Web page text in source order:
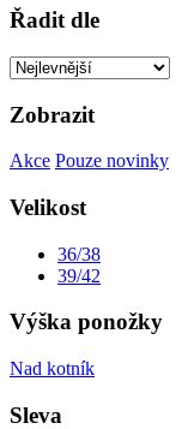
Řadit dle
Zobrazit
Akce Pouze novinky
Velikost
36/38
39/42
Výška ponožky
Nad kotník
Sleva